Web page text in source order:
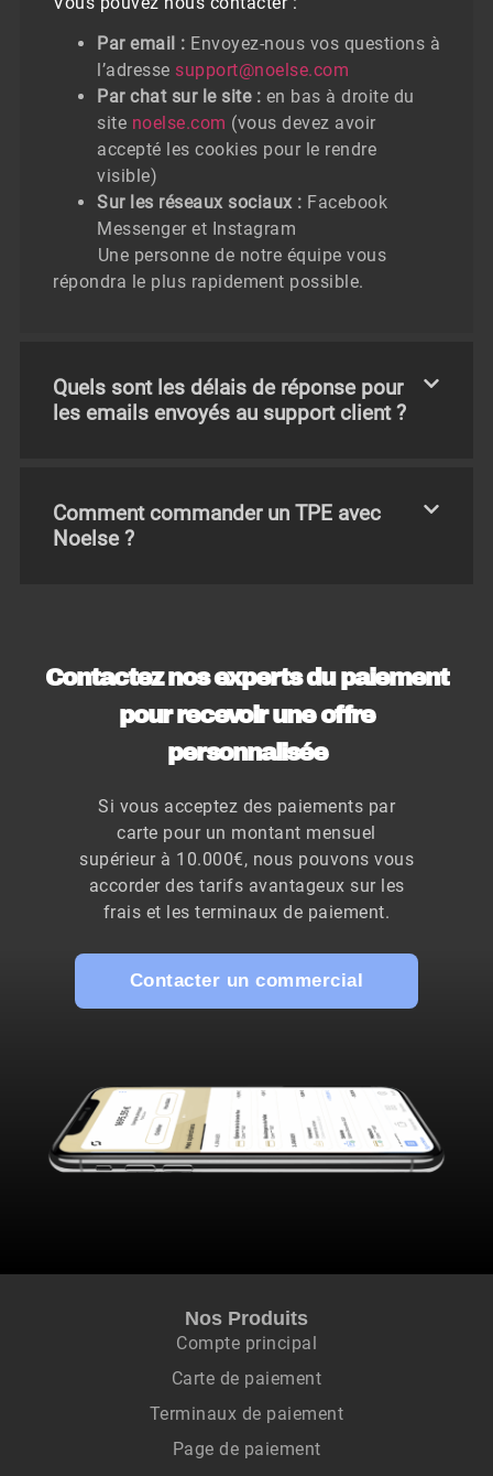
Par email : Envoyez-nous vos questions à
l’adresse support@noelse.com
Par chat sur le site : en bas à droite du
site noelse.com (vous devez avoir
accepté les cookies pour le rendre
visible)
Sur les réseaux sociaux : Facebook
Messenger et Instagram
Une personne de notre équipe vous
répondra le plus rapidement possible.
Quels sont les délais de réponse pour
les emails envoyés au support client ?
Comment commander un TPE avec
Noelse ?
Contactez nos experts du paiement
pour recevoir une offre
personnalisée
Si vous acceptez des paiements par
carte pour un montant mensuel
supérieur à 10.000€, nous pouvons vous
accorder des tarifs avantageux sur les
frais et les terminaux de paiement.
Contacter un commercial
Nos Produits
Compte principal
Carte de paiement
Terminaux de paiement
Page de paiement